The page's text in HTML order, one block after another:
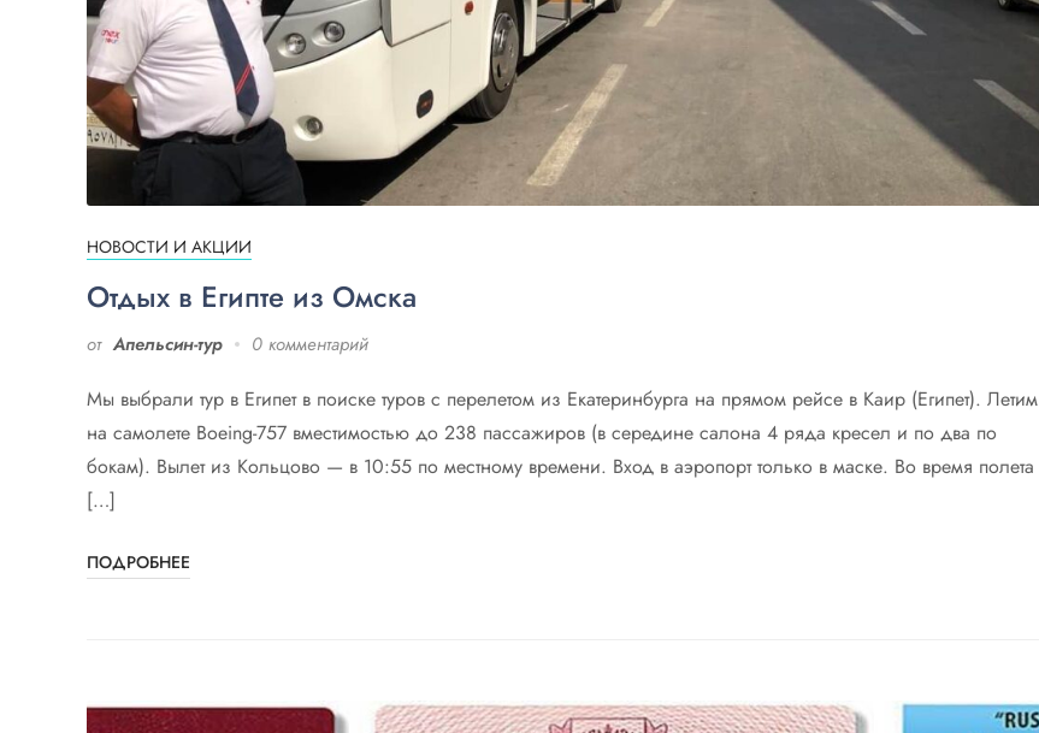
НОВОСТИ И АКЦИИ
Отдых в Египте из Омска
от Апельсин-тур 0 комментарий
Мы выбрали тур в Египет в поиске туров с перелетом из Екатеринбурга на прямом рейсе в Каир (Египет). Летим
на самолете Boeing-757 вместимостью до 238 пассажиров (в середине салона 4 ряда кресел и по два по
бокам). Вылет из Кольцово — в 10:55 по местному времени. Вход в аэропорт только в маске. Во время полета
[…]
ПОДРОБНЕЕ